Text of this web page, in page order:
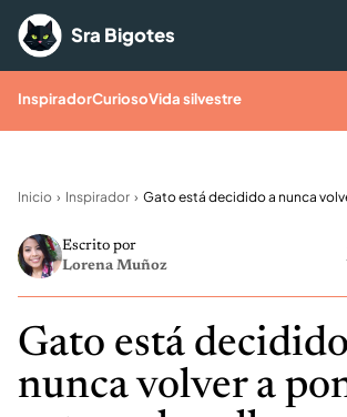
Saltar al contenido
Sra Bigotes
InspiradorCuriosoVida silvestre
Inicio Inspirador
Escrito por
Lorena Muñoz
Gato está
nunca volver a